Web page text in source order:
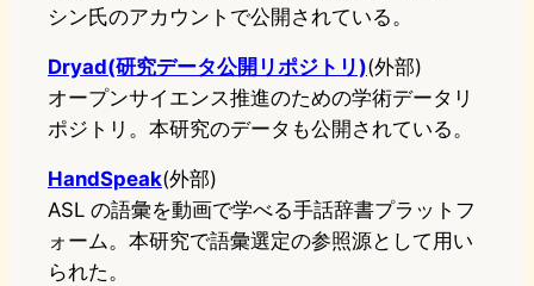
シン氏のアカウントで公開されている。
Dryad(研究データ公開リポジトリ)(外部)
オープンサイエンス推進のための学術データリ
ポジトリ。本研究のデータも公開されている。
HandSpeak(外部)
ASL の語彙を動画で学べる手話辞書プラットフ
ォーム。本研究で語彙選定の参照源として用い
られた。